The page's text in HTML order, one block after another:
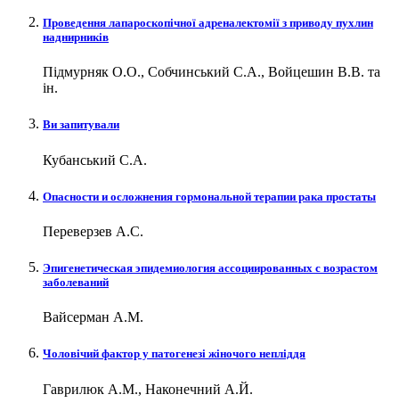
Проведення лапароскопічної адреналектомії з приводу пухлин
наднирників
Підмурняк О.О., Собчинський С.А., Войцешин В.В. та
ін.
Ви запитували
Кубанський С.А.
Опасности и осложнения гормональной терапии рака простаты
Переверзев А.С.
Эпигенетическая эпидемиология ассоциированных с возрастом
заболеваний
Вайсерман А.М.
Чоловічий фактор у патогенезі жіночого непліддя
Гаврилюк А.М., Наконечний А.Й.